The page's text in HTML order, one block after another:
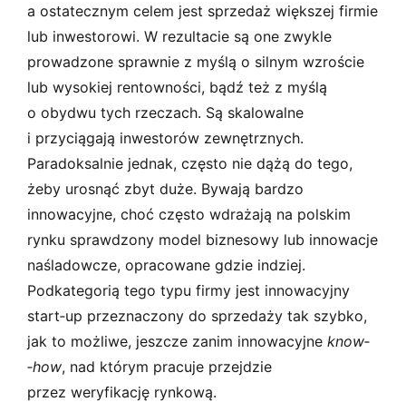
a ostatecznym celem jest sprzedaż większej firmie
lub inwestorowi. W rezultacie są one zwykle
prowadzone sprawnie z myślą o silnym wzroście
lub wysokiej rentowności, bądź też z myślą
o obydwu tych rzeczach. Są skalowalne
i przyciągają inwestorów zewnętrznych.
Paradoksalnie jednak, często nie dążą do tego,
żeby urosnąć zbyt duże. Bywają bardzo
innowacyjne, choć często wdrażają na polskim
rynku sprawdzony model biznesowy lub innowacje
naśladowcze, opracowane gdzie indziej.
Podkategorią tego typu firmy jest innowacyjny
start‑up przeznaczony do sprzedaży tak szybko,
jak to możliwe, jeszcze zanim innowacyjne know­
‑how, nad którym pracuje przejdzie
przez weryfikację rynkową.